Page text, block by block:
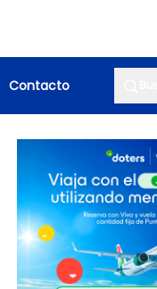
Contacto